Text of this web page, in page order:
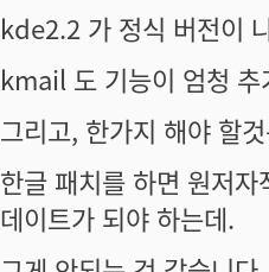
kde2.2 가 정식 버전이
kmail 도 기능이 엄청 추
그리고, 한가지 해야 할
한글 패치를 하면 원저
데이트가 되야 하는데.